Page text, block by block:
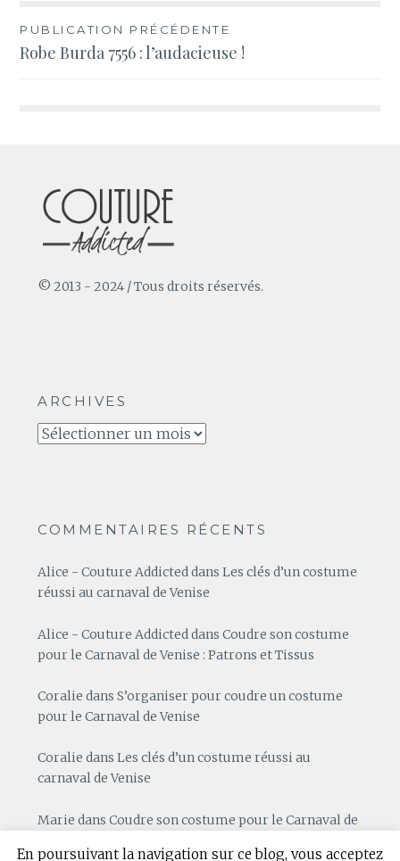
Navigation
de
PUBLICATION PRÉCÉDENTE
Robe Burda 7556 : l’audacieuse !
© 2013 - 2024 / Tous droits réservés.
ARCHIVES
Archives
COMMENTAIRES RÉCENTS
Alice - Couture AddicteddansLes clés d’un costume
réussi au carnaval de Venise
Alice - Couture Addicted dansCoudre son costume
pour le Carnaval de Venise : Patrons et Tissus
Coralie dansS’organiser pour coudre un costume
pour le Carnaval de Venise
Coralie dansLes clés d’un costume réussi au
carnaval de Venise
Marie dansCoudre son costume pour le Carnaval de
En poursuivant la navigation sur ce blog, vous acceptez